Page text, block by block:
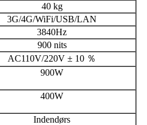
40 kg
3G/4G/WiFi/USB/LAN
3840Hz
900 nits
AC110V/220V ± 10 ％
900W
400W
Indendørs